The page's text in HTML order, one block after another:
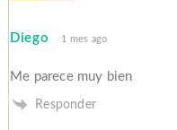
Diego 1 mes ago
Me parece muy bien
Responder